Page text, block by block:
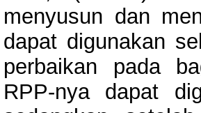
menyusun dan
dapat digunakan
perbaikan pada
RPP-nya dapat